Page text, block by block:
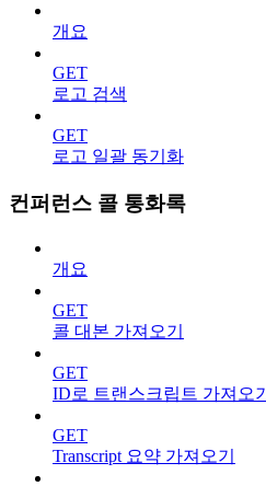
개요
GET
로고 검색
GET
로고 일괄 동기화
컨퍼런스 콜 통화록
개요
GET
콜 대본 가져오기
GET
ID로 트랜스크립트 가져오기
GET
Transcript 요약 가져오기